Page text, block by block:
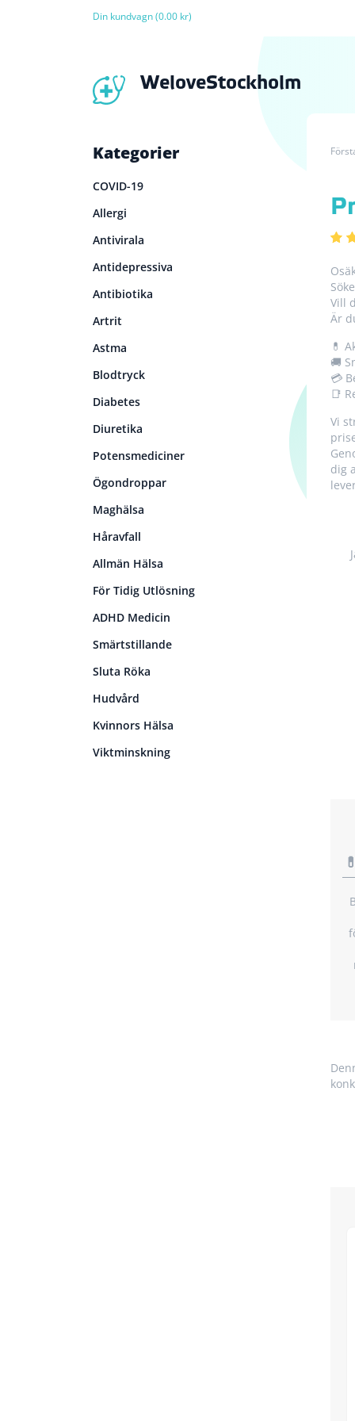
Din kundvagn (0.00 kr)
WeloveStockholm
Kategorier
COVID-19
Allergi
Antivirala
Antidepressiva
Antibiotika
Artrit
Astma
Blodtryck
Diabetes
Diuretika
Potensmediciner
Ögondroppar
Maghälsa
Håravfall
Allmän Hälsa
För Tidig Utlösning
ADHD Medicin
Smärtstillande
Sluta Röka
Hudvård
Kvinnors Hälsa
Viktminskning
Vill
Är
💊
🚚
💳
📑
Vi
dig